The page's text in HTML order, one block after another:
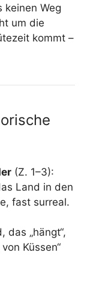
keinen Weg
um die
kommt –
(Z. 1–3):
Land in den
fast surreal.
das „hängt“,
Küssen“